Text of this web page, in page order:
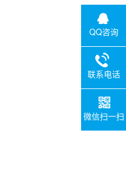
QQ咨询
联系电话
微信扫一扫